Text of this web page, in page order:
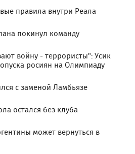
правила внутри Реала
покинул команду
войну - террористы": Усик
росиян на Олимпиаду
с заменой Ламбьязе
остался без клуба
может вернуться в